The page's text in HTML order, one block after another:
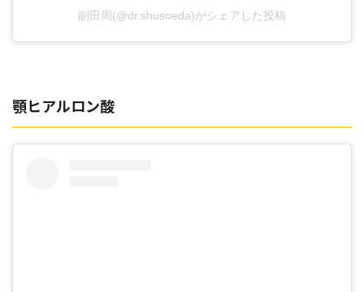
副田周(@dr.shusoeda)がシェアした投稿
顎ヒアルロン酸